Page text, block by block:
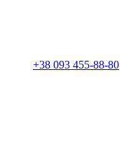
+38 093 455-88-80